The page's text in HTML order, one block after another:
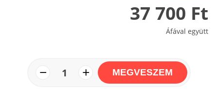
37 700 Ft
Áfával együtt
− 1 + MEGVESZEM